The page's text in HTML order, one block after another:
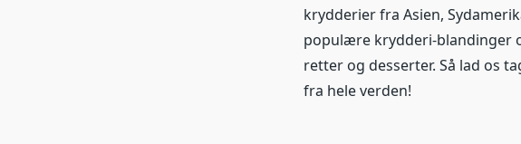
krydderier fra Asien,
populære krydderi-blandinger
retter og desserter. Så lad os
fra hele verden!